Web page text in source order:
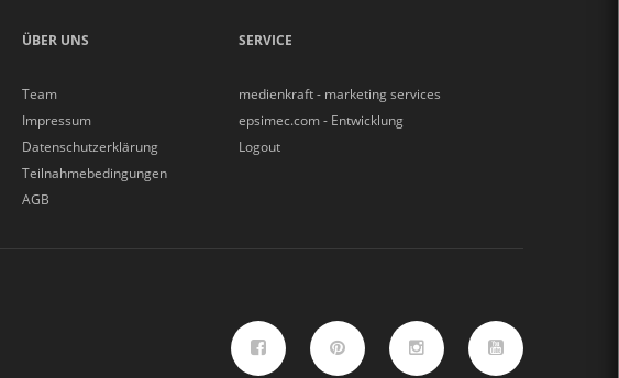
ÜBER UNS
Team
Impressum
Datenschutzerklärung
Teilnahmebedingungen
AGB
SERVICE
medienkraft - marketing services
epsimec.com - Entwicklung
Logout